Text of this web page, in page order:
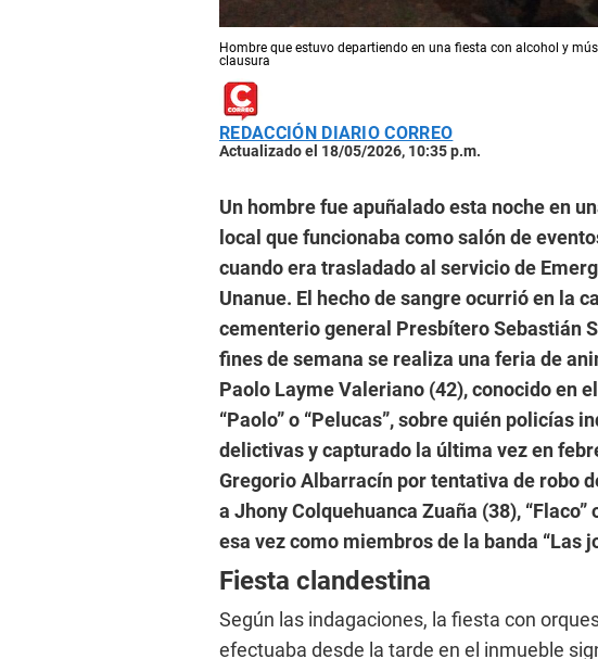
Hombre que estuvo departiendo en una fiesta con alcohol y
clausura
REDACCIÓN DIARIO CORREO
Actualizado el 18/05/2026, 10:35 p.m.
Un hombre fue apuñalado esta noche en
local que funcionaba como salón de
cuando era trasladado al servicio de
Unanue. El hecho de sangre ocurrió en la
cementerio general Presbítero Sebastián
fines de semana se realiza una feria de
Paolo Layme Valeriano (42), conocido en
“Paolo” o “Pelucas”, sobre quién policías
delictivas y capturado la última vez en
Gregorio Albarracín por tentativa de robo
a Jhony Colquehuanca Zuaña (38),
esa vez como miembros de la banda “Las
Fiesta clandestina
Según las indagaciones, la fiesta con
efectuaba desde la tarde en el inmueble